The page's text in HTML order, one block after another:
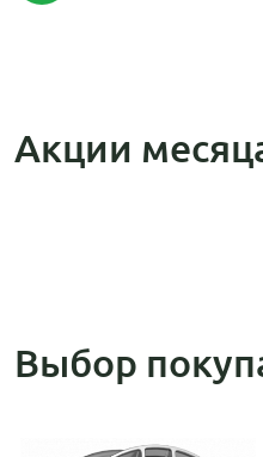
Акции
Выбор